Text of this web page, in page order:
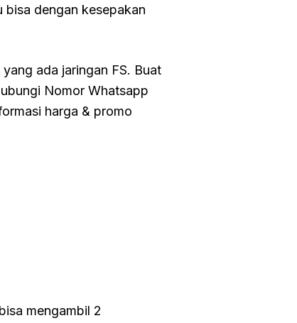
bisa dengan kesepakan
ada jaringan FS. Buat
Nomor Whatsapp
harga & promo
mengambil 2